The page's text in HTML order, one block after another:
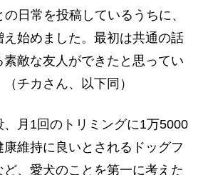
日常を投稿しているうちに、
始めました。最初は共通の話
敵な友人ができたと思ってい
チカさん、以下同）
月1回のトリミングに1万5000
維持に良いとされるドッグフ
、愛犬のことを第一に考えた